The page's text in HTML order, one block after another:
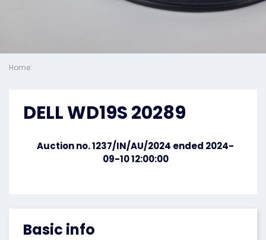
Home:
Basic info
DELL WD19S 20289
Auction no. 1237/IN/AU/2024 ended 2024-
09-10 12:00:00